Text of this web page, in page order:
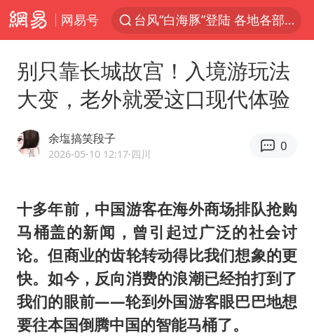
网易号
多地银行上调存款利率
4.2平卫生间补漏注胶花1.55万
白海豚路径图
今日有3只新股申购
白海豚可深入内陆制造大范围风雨
NBA传奇教练老尼尔森去世
男子结婚8年3个女儿都不是亲生
手机真会“偷听”我们说话吗
轰-6K到底是不是战略轰炸机
别只靠长城故宫！入境游玩法
大变，老外就爱这口现代体验
余塩搞笑段子
2026-05-10 12:17·四川
0
十多年前，中国游客在海外商场排队抢购
马桶盖的新闻，曾引起过广泛的社会讨
论。但商业的齿轮转动得比我们想象的更
快。如今，反向消费的浪潮已经拍打到了
我们的眼前——轮到外国游客眼巴巴地想
要往本国倒腾中国的智能马桶了。